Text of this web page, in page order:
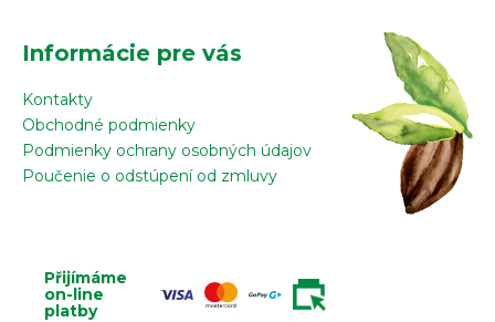
Informácie pre vás
Kontakty
Obchodné podmienky
Podmienky ochrany osobných údajov
Poučenie o odstúpení od zmluvy
Přijímáme
on-line
platby